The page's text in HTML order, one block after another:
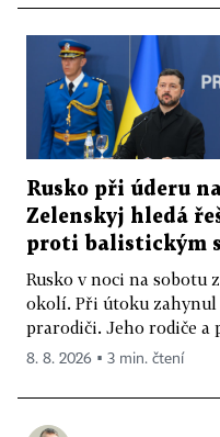
Rusko při úderu
Zelenskyj hledá
proti balistickým
Rusko v noci na sobotu
okolí. Při útoku
prarodiči. Jeho rodiče a
8. 8. 2026 ▪ 3 min. čtení